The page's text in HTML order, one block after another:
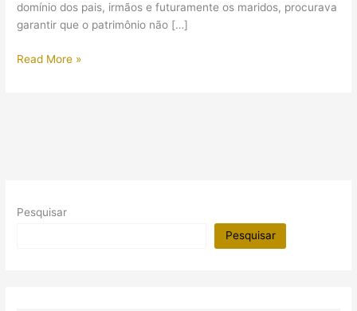
domínio dos pais, irmãos e futuramente os maridos, procurava
garantir que o patrimônio não […]
Casamento
Read More »
Pesquisar
Pesquisar